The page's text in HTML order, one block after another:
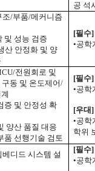
공 석
조/부품/메커니즘
및 성능 검증
산 안정화 및 양
[필수]
•공학
전원회로 및
동 및 온도제어/
증 및 안정성 확
양산 품질 대응
품 선행기술 검토
[필수]
•공학
[우대]
•공학
학위
베디드 시스템 설
[필수]
•공학